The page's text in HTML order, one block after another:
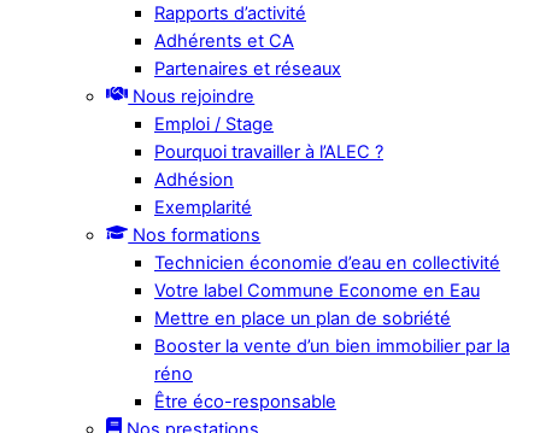
Rapports d’activité
Adhérents et CA
Partenaires et réseaux
Nous rejoindre
Emploi / Stage
Pourquoi travailler à l’ALEC ?
Adhésion
Exemplarité
Nos formations
Technicien économie d’eau en collectivité
Votre label Commune Econome en Eau
Mettre en place un plan de sobriété
Booster la vente d’un bien immobilier par la
réno
Être éco-responsable